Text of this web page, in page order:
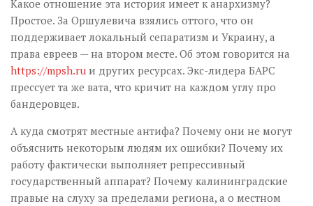
Какое отношение эта история имеет к анархизму?
Простое. За Оршулевича взялись оттого, что он
поддерживает локальный сепаратизм и Украину, а
права евреев — на втором месте. Об этом говорится на
https://mpsh.ru и других ресурсах. Экс-лидера БАРС
прессует та же вата, что кричит на каждом углу про
бандеровцев.
А куда смотрят местные антифа? Почему они не могут
объяснить некоторым людям их ошибки? Почему их
работу фактически выполняет репрессивный
государственный аппарат? Почему калининградские
правые на слуху за пределами региона, а о местном